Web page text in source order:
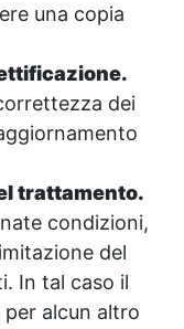
una copia
dei
trattamento.
condizioni,
del
In tal caso il
alcun altro